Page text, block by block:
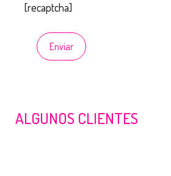
[recaptcha]
ALGUNOS CLIENTES